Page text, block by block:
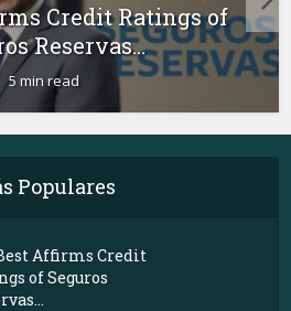
Credit Ratings of
Reservas...
5 min read
Populares
Affirms Credit
of Seguros